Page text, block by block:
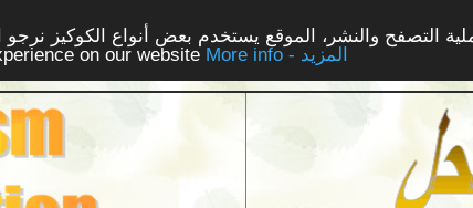
التصفح والنشر، الموقع يستخدم بعض أنواع الكوكيز
on our website
More info - المزيد